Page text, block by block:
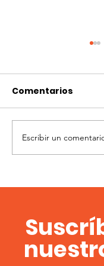
Flint
campo
Comentarios
Escribir un